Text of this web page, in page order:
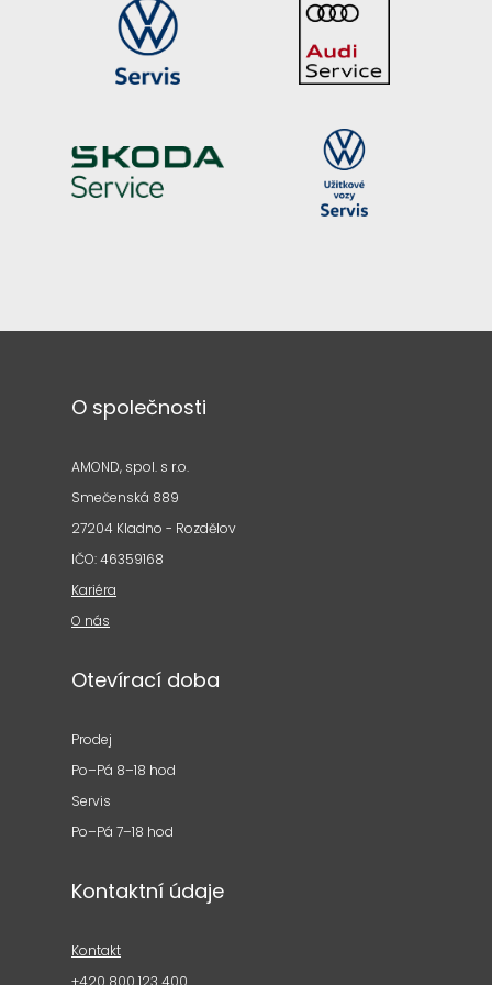
O společnosti
AMOND, spol. s r.o.
Smečenská 889
27204 Kladno - Rozdělov
IČO: 46359168
Kariéra
O nás
Otevírací doba
Prodej
Po–Pá 8–18 hod
Servis
Po–Pá 7–18 hod
Kontaktní údaje
Kontakt
+420 800 123 400